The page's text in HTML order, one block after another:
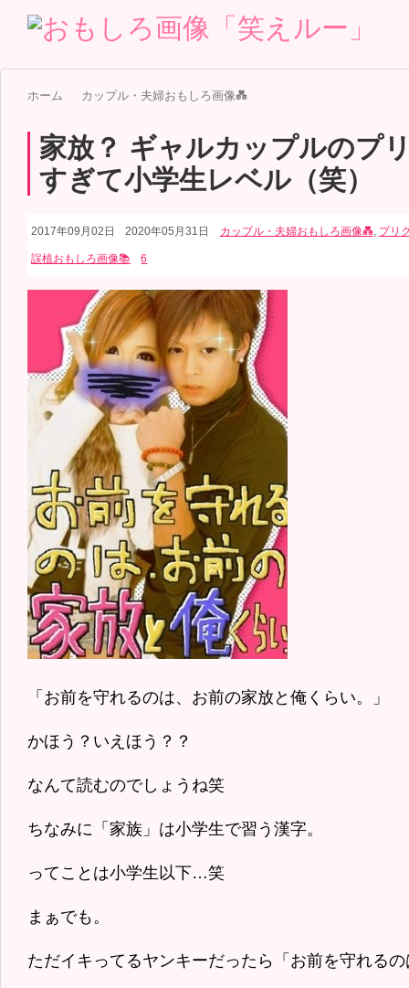
ホーム カップル・夫婦おもしろ画像💑
家放？ ギャルカップルのプ
すぎて小学生レベル（笑）
2017年09月02日 2020年05月31日 カップル・夫婦おもしろ画像💑, プリ
誤植おもしろ画像📚 6
「お前を守れるのは、お前の家放と俺くらい。」
かほう？いえほう？？
なんて読むのでしょうね笑
ちなみに「家族」は小学生で習う漢字。
ってことは小学生以下…笑
まぁでも。
ただイキってるヤンキーだったら「お前を守れる